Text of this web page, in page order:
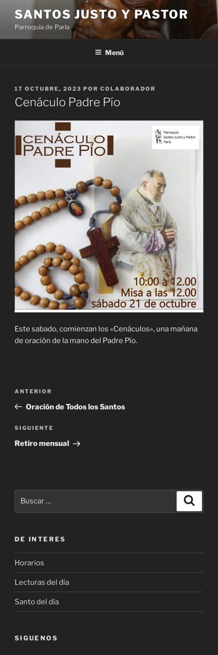
contenido
SANTOS JUSTO Y PASTOR
Parroquia de Parla
Menú
PUBLICADO
EL
17 OCTUBRE, 2023 POR COLABORADOR
Cenáculo Padre Pío
Este sabado, comienzan los «Cenáculos», una mañana
de oración de la mano del Padre Pío.
entradas
Entrada
anterior:
ANTERIOR
Oración de Todos los Santos
Siguiente
entrada
SIGUIENTE
Retiro mensual
DE INTERES
Horarios
Lecturas del día
Santo del día
SIGUENOS